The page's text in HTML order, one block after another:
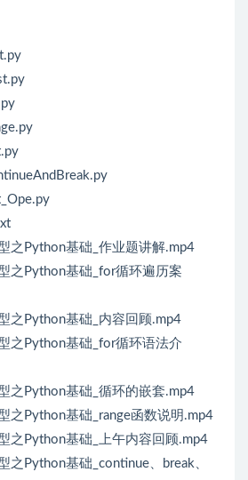
之Python基础_作业题讲解.mp4
之Python基础_for循环遍历案
之Python基础_内容回顾.mp4
之Python基础_for循环语法介
之Python基础_循环的嵌套.mp4
之Python基础_range函数说明.mp4
之Python基础_上午内容回顾.mp4
Python基础_continue、break、